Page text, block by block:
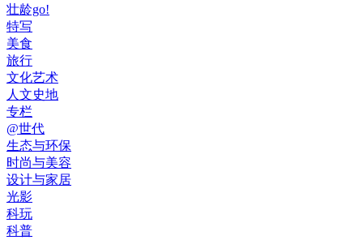
壮龄go!
特写
美食
旅行
文化艺术
人文史地
专栏
@世代
生态与环保
时尚与美容
设计与家居
光影
科玩
科普